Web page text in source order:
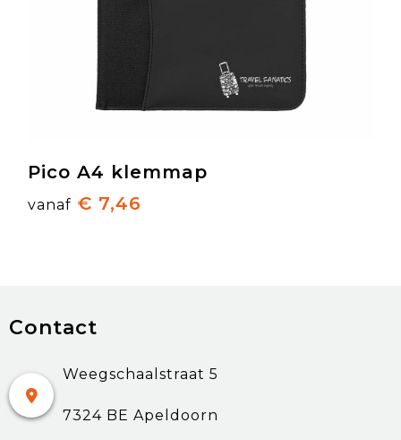
Pico A4 klemmap
vanaf € 7,46
Contact
Weegschaalstraat 5
7324 BE Apeldoorn